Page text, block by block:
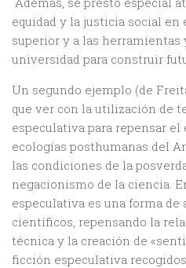
equidad y la justicia social en
superior y a las herramientas
universidad para construir
Un segundo ejemplo (de
que ver con la utilización de
especulativa para repensar
ecologías posthumanas del
las condiciones de la
negacionismo de la ciencia.
especulativa es una forma
científicos, repensando la
técnica y la creación de
ficción especulativa